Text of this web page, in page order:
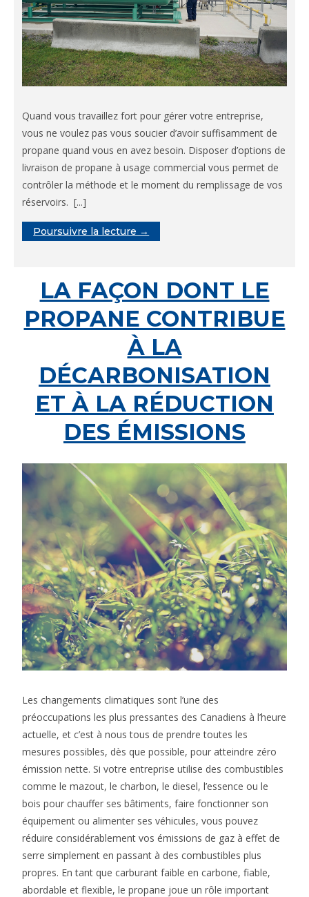
Quand vous travaillez fort pour gérer votre entreprise,
vous ne voulez pas vous soucier d’avoir suffisamment de
propane quand vous en avez besoin. Disposer d’options de
livraison de propane à usage commercial vous permet de
contrôler la méthode et le moment du remplissage de vos
réservoirs. [...]
Poursuivre la lecture →
LA FAÇON DONT LE
PROPANE CONTRIBUE
À LA
DÉCARBONISATION
ET À LA RÉDUCTION
DES ÉMISSIONS
Les changements climatiques sont l’une des
préoccupations les plus pressantes des Canadiens à l’heure
actuelle, et c’est à nous tous de prendre toutes les
mesures possibles, dès que possible, pour atteindre zéro
émission nette. Si votre entreprise utilise des combustibles
comme le mazout, le charbon, le diesel, l’essence ou le
bois pour chauffer ses bâtiments, faire fonctionner son
équipement ou alimenter ses véhicules, vous pouvez
réduire considérablement vos émissions de gaz à effet de
serre simplement en passant à des combustibles plus
propres. En tant que carburant faible en carbone, fiable,
abordable et flexible, le propane joue un rôle important